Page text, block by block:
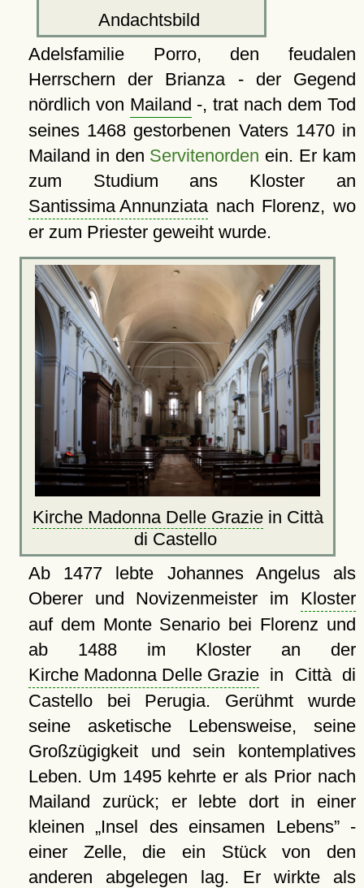
Andachtsbild
Adelsfamilie Porro, den feudalen
Herrschern der Brianza - der Gegend
nördlich von Mailand -, trat nach dem Tod
seines 1468 gestorbenen Vaters 1470 in
Mailand in den Servitenorden ein. Er kam
zum Studium ans Kloster an
Santissima Annunziatanach Florenz, wo
er zum Priester geweiht wurde.
Kirche Madonna Delle Graziein Città
di Castello
Ab 1477 lebte Johannes Angelus als
Oberer und Novizenmeister im Kloster
auf dem Monte Senario bei Florenz und
ab 1488 im Kloster an der
Kirche Madonna Delle Graziein Città di
Castello bei Perugia. Gerühmt wurde
seine asketische Lebensweise, seine
Großzügigkeit und sein kontemplatives
Leben. Um 1495 kehrte er als Prior nach
Mailand zurück; er lebte dort in einer
kleinen Insel des einsamen Lebens -
einer Zelle, die ein Stück von den
anderen abgelegen lag. Er wirkte als